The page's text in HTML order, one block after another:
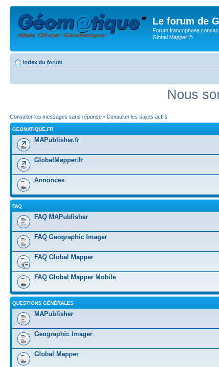
Le forum de
Forum francophone
Global Mapper ©
Index du forum
Nous
Consulter les messages sans réponse • Consulter les sujets actifs
GEOMATIQUE.FR
MAPublisher.fr
GlobalMapper.fr
Annonces
FAQ
FAQ MAPublisher
FAQ Geographic Imager
FAQ Global Mapper
FAQ Global Mapper Mobile
QUESTIONS GÉNÉRALES
MAPublisher
Geographic Imager
Global Mapper